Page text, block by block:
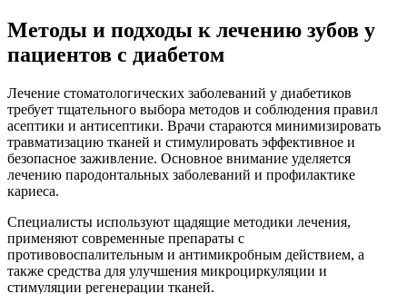
Методы и подходы к лечению зубов у
пациентов с диабетом
Лечение стоматологических заболеваний у диабетиков
требует тщательного выбора методов и соблюдения правил
асептики и антисептики. Врачи стараются минимизировать
травматизацию тканей и стимулировать эффективное и
безопасное заживление. Основное внимание уделяется
лечению пародонтальных заболеваний и профилактике
кариеса.
Специалисты используют щадящие методики лечения,
применяют современные препараты с
противовоспалительным и антимикробным действием, а
также средства для улучшения микроциркуляции и
стимуляции регенерации тканей.